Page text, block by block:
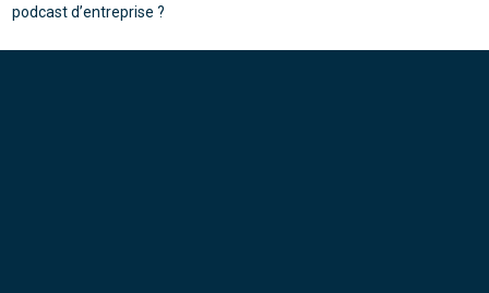
podcast d’entreprise ?